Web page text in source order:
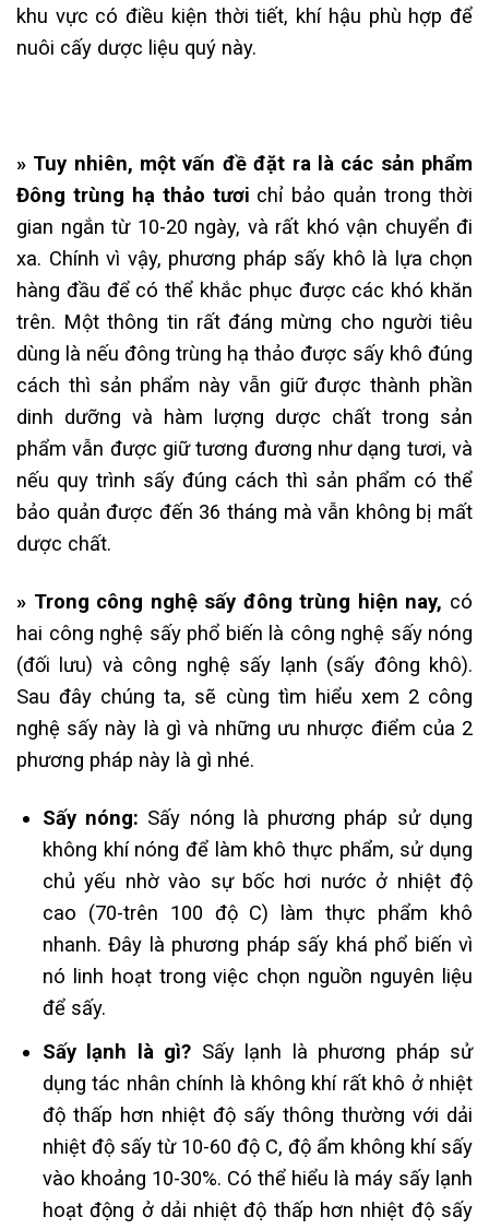
khu vực có điều kiện thời tiết, khí hậu phù hợp để
nuôi cấy dược liệu quý này.
» Tuy nhiên, một vấn đề đặt ra là các sản phẩm
Đông trùng hạ thảo tươi chỉ bảo quản trong thời
gian ngắn từ 10-20 ngày, và rất khó vận chuyển đi
xa. Chính vì vậy, phương pháp sấy khô là lựa chọn
hàng đầu để có thể khắc phục được các khó khăn
trên. Một thông tin rất đáng mừng cho người tiêu
dùng là nếu đông trùng hạ thảo được sấy khô đúng
cách thì sản phẩm này vẫn giữ được thành phần
dinh dưỡng và hàm lượng dược chất trong sản
phẩm vẫn được giữ tương đương như dạng tươi, và
nếu quy trình sấy đúng cách thì sản phẩm có thể
bảo quản được đến 36 tháng mà vẫn không bị mất
dược chất.
» Trong công nghệ sấy đông trùng hiện nay, có
hai công nghệ sấy phổ biến là công nghệ sấy nóng
(đối lưu) và công nghệ sấy lạnh (sấy đông khô).
Sau đây chúng ta, sẽ cùng tìm hiểu xem 2 công
nghệ sấy này là gì và những ưu nhược điểm của 2
phương pháp này là gì nhé.
Sấy nóng: Sấy nóng là phương pháp sử dụng
không khí nóng để làm khô thực phẩm, sử dụng
chủ yếu nhờ vào sự bốc hơi nước ở nhiệt độ
cao (70-trên 100 độ C) làm thực phẩm khô
nhanh. Đây là phương pháp sấy khá phổ biến vì
nó linh hoạt trong việc chọn nguồn nguyên liệu
để sấy.
Sấy lạnh là gì? Sấy lạnh là phương pháp sử
dụng tác nhân chính là không khí rất khô ở nhiệt
độ thấp hơn nhiệt độ sấy thông thường với dải
nhiệt độ sấy từ 10-60 độ C, độ ẩm không khí sấy
vào khoảng 10-30%. Có thể hiểu là máy sấy lạnh
hoạt động ở dải nhiệt độ thấp hơn nhiệt độ sấy